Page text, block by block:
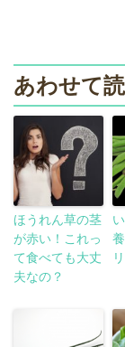
あわせて
ほうれん草の茎
が赤い！これっ
て食べても大丈
夫なの？